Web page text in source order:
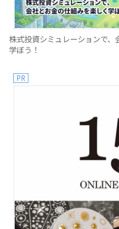
株式投資シミュレーションで、
学ぼう！
PR